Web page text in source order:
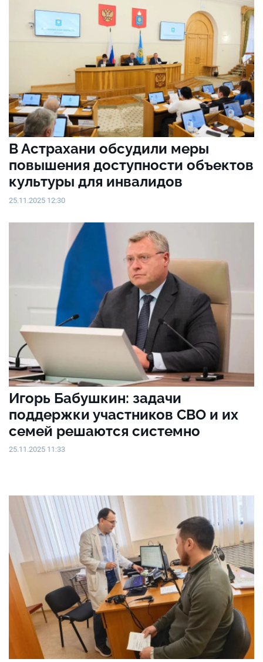
В Астрахани обсудили меры
повышения доступности объектов
культуры для инвалидов
25.11.2025 12:30
Игорь Бабушкин: задачи
поддержки участников СВО и их
семей решаются системно
25.11.2025 11:33